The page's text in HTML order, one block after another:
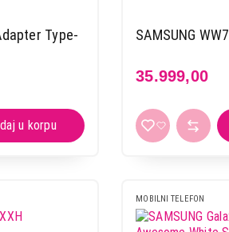
Type-
SAMSUNG
35.999,00
MOBILNI TELEFON